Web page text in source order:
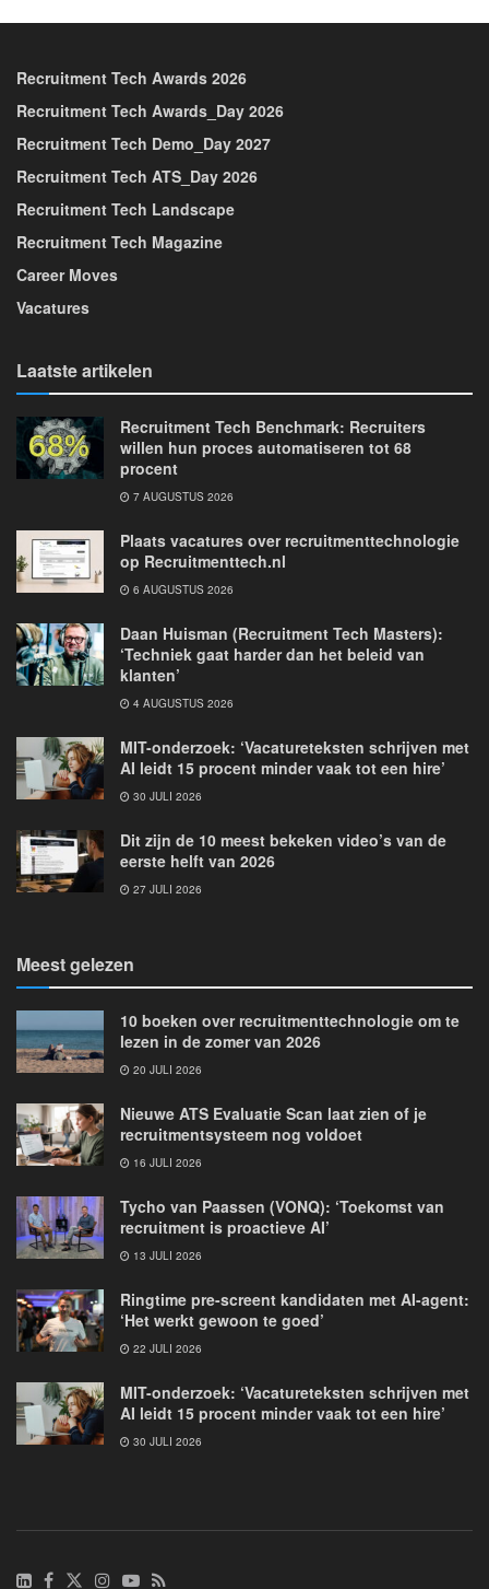
Recruitment Tech Awards 2026
Recruitment Tech Awards_Day 2026
Recruitment Tech Demo_Day 2027
Recruitment Tech ATS_Day 2026
Recruitment Tech Landscape
Recruitment Tech Magazine
Career Moves
Vacatures
Laatste artikelen
Recruitment Tech Benchmark: Recruiters
willen hun proces automatiseren tot 68
procent
7 AUGUSTUS 2026
Plaats vacatures over recruitmenttechnologie
op Recruitmenttech.nl
6 AUGUSTUS 2026
Daan Huisman (Recruitment Tech Masters):
‘Techniek gaat harder dan het beleid van
klanten’
4 AUGUSTUS 2026
MIT-onderzoek: ‘Vacatureteksten schrijven met
AI leidt 15 procent minder vaak tot een hire’
30 JULI 2026
Dit zijn de 10 meest bekeken video’s van de
eerste helft van 2026
27 JULI 2026
Meest gelezen
10 boeken over recruitmenttechnologie om te
lezen in de zomer van 2026
20 JULI 2026
Nieuwe ATS Evaluatie Scan laat zien of je
recruitmentsysteem nog voldoet
16 JULI 2026
Tycho van Paassen (VONQ): ‘Toekomst van
recruitment is proactieve AI’
13 JULI 2026
Ringtime pre-screent kandidaten met AI-agent:
‘Het werkt gewoon te goed’
22 JULI 2026
MIT-onderzoek: ‘Vacatureteksten schrijven met
AI leidt 15 procent minder vaak tot een hire’
30 JULI 2026